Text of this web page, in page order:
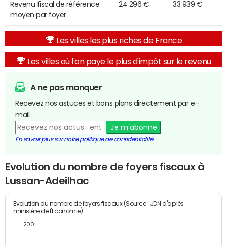
Revenu fiscal de référence
moyen par foyer
24 296 € 33 939 €
Les villes les plus riches de France
Les villes où l'on paye le plus d'impôt sur le revenu
A ne pas manquer
Recevez nos astuces et bons plans directement par e-
mail.
Je m'abonne
En savoir plus sur notre politique de confidentialité
Evolution du nombre de foyers fiscaux à
Lussan-Adeilhac
Evolution du nombre de foyers fiscaux (Source : JDN d'après
ministère de l'Economie)
200